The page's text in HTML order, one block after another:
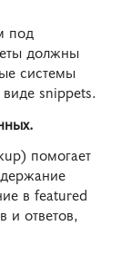
под
должны
системы
виде snippets.
помогает
в featured
и ответов,